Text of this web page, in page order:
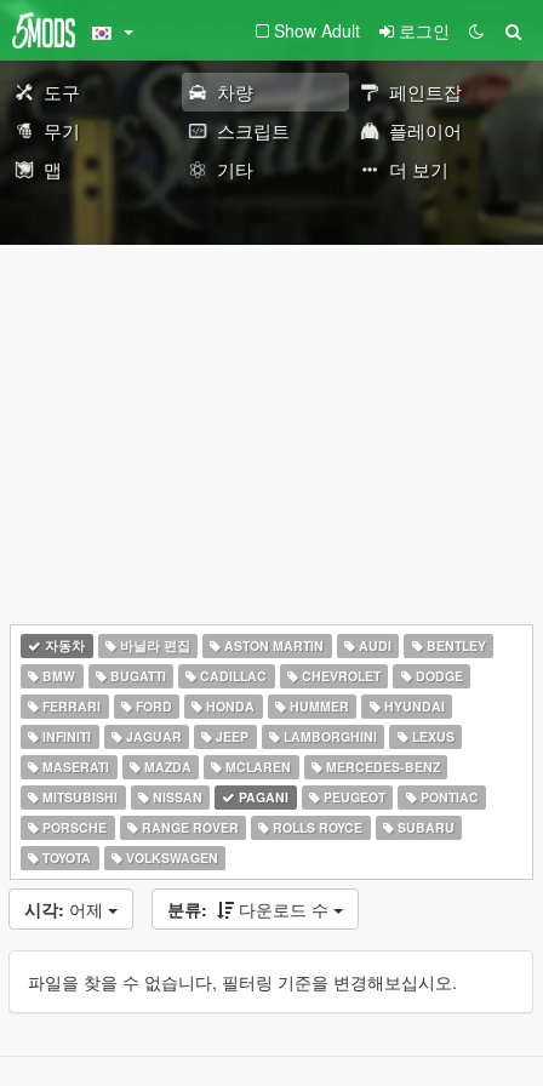
Show Adult 로그인
도구 차량
페인트잡
무기
스크립트
플레이어
맵
기타 더 보기
자동차 바닐라 편집 ASTON MARTIN AUDI
BENTLEY
BMW
BUGATTI CADILLAC CHEVROLET
DODGE
FERRARI
FORD HONDA HUMMER
HYUNDAI
INFINITI
JAGUAR JEEP LAMBORGHINI
LEXUS
MASERATI
MAZDA MCLAREN
MERCEDES-BENZ
MITSUBISHI
NISSAN PAGANI PEUGEOT
PONTIAC
PORSCHE
RANGE ROVER ROLLS ROYCE
SUBARU
TOYOTA
VOLKSWAGEN
시각: 어제 분류: 다운로드 수
파일을 찾을 수 없습니다, 필터링 기준을 변경해보십시오.